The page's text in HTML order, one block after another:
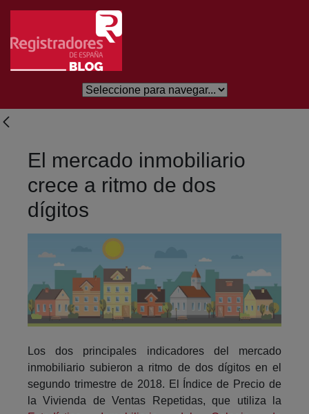
Skip to Main Content
El mercado inmobiliario
crece a ritmo de dos
dígitos
Los dos principales indicadores del mercado
inmobiliario subieron a ritmo de dos dígitos en el
segundo trimestre de 2018. El Índice de Precio de
la Vivienda de Ventas Repetidas, que utiliza la